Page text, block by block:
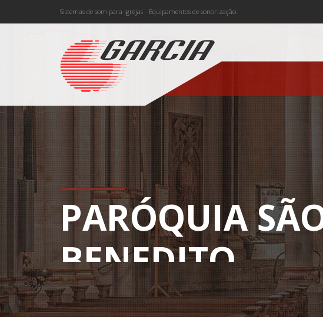
Sistemas de som para igrejas - Equipamentos de sonorização.
PARÓQUIA
BENEDITO